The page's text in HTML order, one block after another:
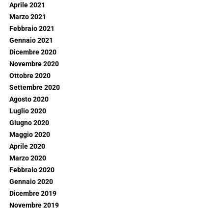
Aprile 2021
Marzo 2021
Febbraio 2021
Gennaio 2021
Dicembre 2020
Novembre 2020
Ottobre 2020
Settembre 2020
Agosto 2020
Luglio 2020
Giugno 2020
Maggio 2020
Aprile 2020
Marzo 2020
Febbraio 2020
Gennaio 2020
Dicembre 2019
Novembre 2019